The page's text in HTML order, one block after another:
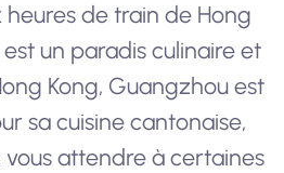
de train de Hong
un paradis culinaire et
Kong, Guangzhou est
sa cuisine cantonaise,
attendre à certaines